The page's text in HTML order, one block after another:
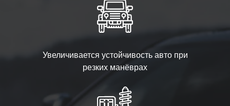
Увеличивается устойчивость авто при
резких манёврах